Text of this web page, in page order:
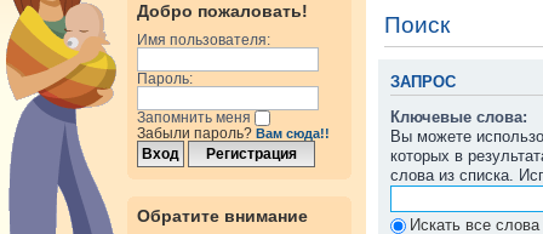
Добро пожаловать!
Имя пользователя:
Пароль:
Запомнить меня
Забыли пароль? Вам сюда!!
Обратите внимание
Поиск
ЗАПРОС
Ключевые слова:
Вы можете
которых в
слова из списка.
Искать все слова